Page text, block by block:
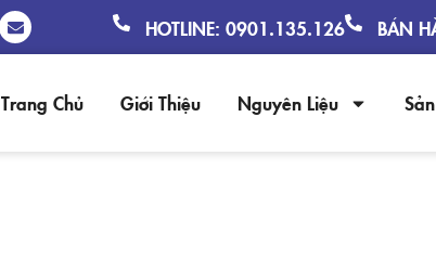
HOTLINE: 0901.135.126 BÁN
Trang Chủ Giới Thiệu Nguyên Liệu